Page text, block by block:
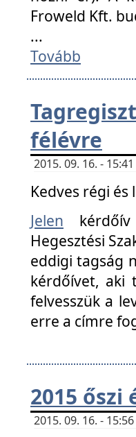
Froweld Kft.
...
Tovább
félévre
2015. 09. 16. -
Kedves régi
Jelen
Hegesztési
eddigi tagság
kérdőívet, aki
felvesszük a
erre a címre
2015 őszi
2015. 09. 16. -